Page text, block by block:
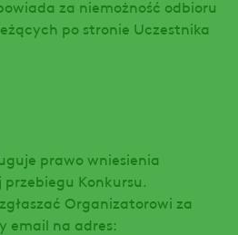
za niemożność odbioru
po stronie Uczestnika
prawo wniesienia
Konkursu.
Organizatorowi za
email na adres: